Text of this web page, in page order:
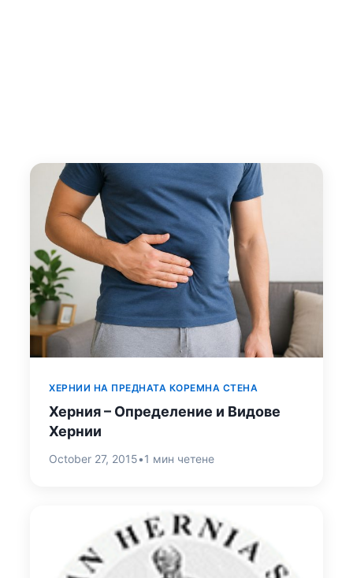
ХЕРНИИ НА ПРЕДНАТА КОРЕМНА СТЕНА
Херния – Определение и Видове
Хернии
October 27, 2015•1 мин четене